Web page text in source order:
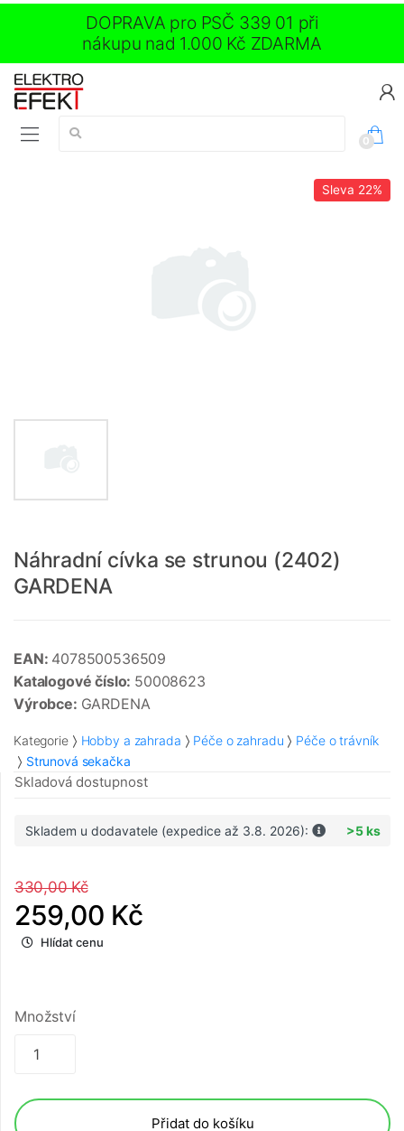
DOPRAVA pro PSČ 339 01 při
nákupu nad 1.000 Kč ZDARMA
Vyhledávání:
0
Sleva 22%
Náhradní cívka se strunou (2402)
GARDENA
EAN: 4078500536509
Katalogové číslo: 50008623
Výrobce: GARDENA
Kategorie Hobby a zahrada Péče o zahradu
Péče o trávník
Strunová sekačka
Skladová dostupnost
Skladem u dodavatele (expedice až 3.8. 2026): >5 ks
330,00 Kč
259,00 Kč
Hlídat cenu
Množství
Přidat do košíku